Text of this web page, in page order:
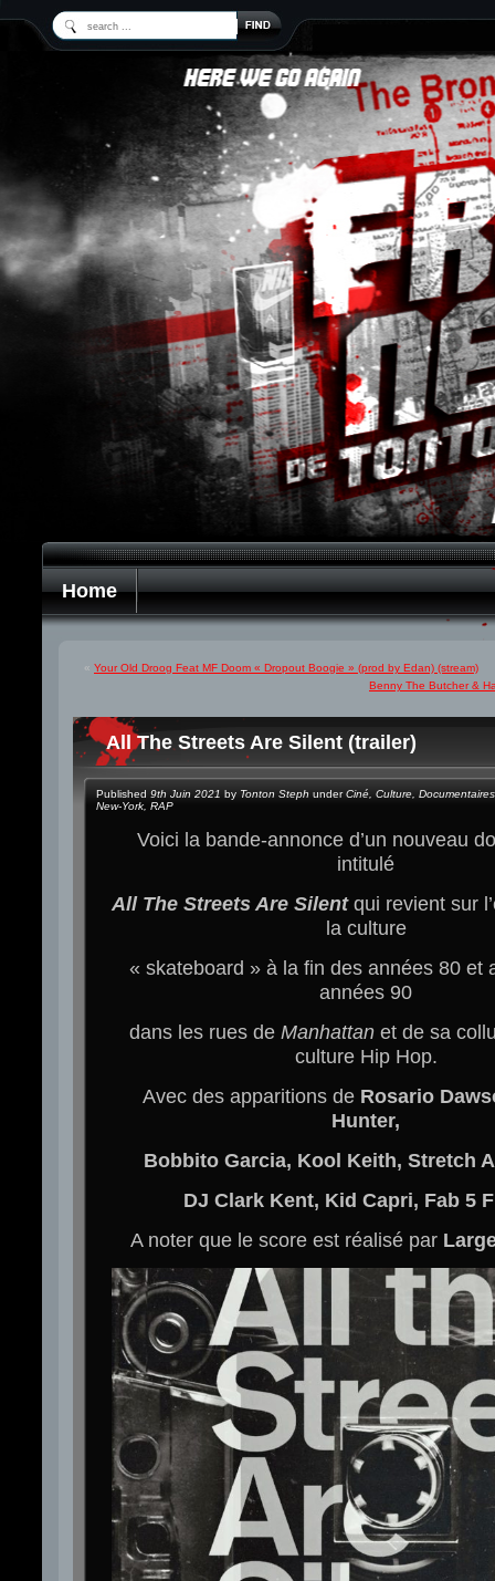
Home
« Your Old Droog Feat MF Doom « Dropout Boogie » (prod by Edan) (stream)
Benny The Butcher &
All The Streets Are Silent (trailer)
Published 9th Juin 2021 by Tonton Steph underCiné Culture Documentaires
New-York RAP
Voici la bande-annonce d’un nouveau
intitulé
All The Streets Are Silentqui revient sur
la culture
« skateboard » à la fin des années 80 et
années 90
dans les rues de Manhattan et de sa
culture Hip Hop.
Avec des apparitions de Rosario
Hunter,
Bobbito Garcia, Kool Keith, Stretch
DJ Clark Kent, Kid Capri, Fab 5
A noter que le score est réalisé par